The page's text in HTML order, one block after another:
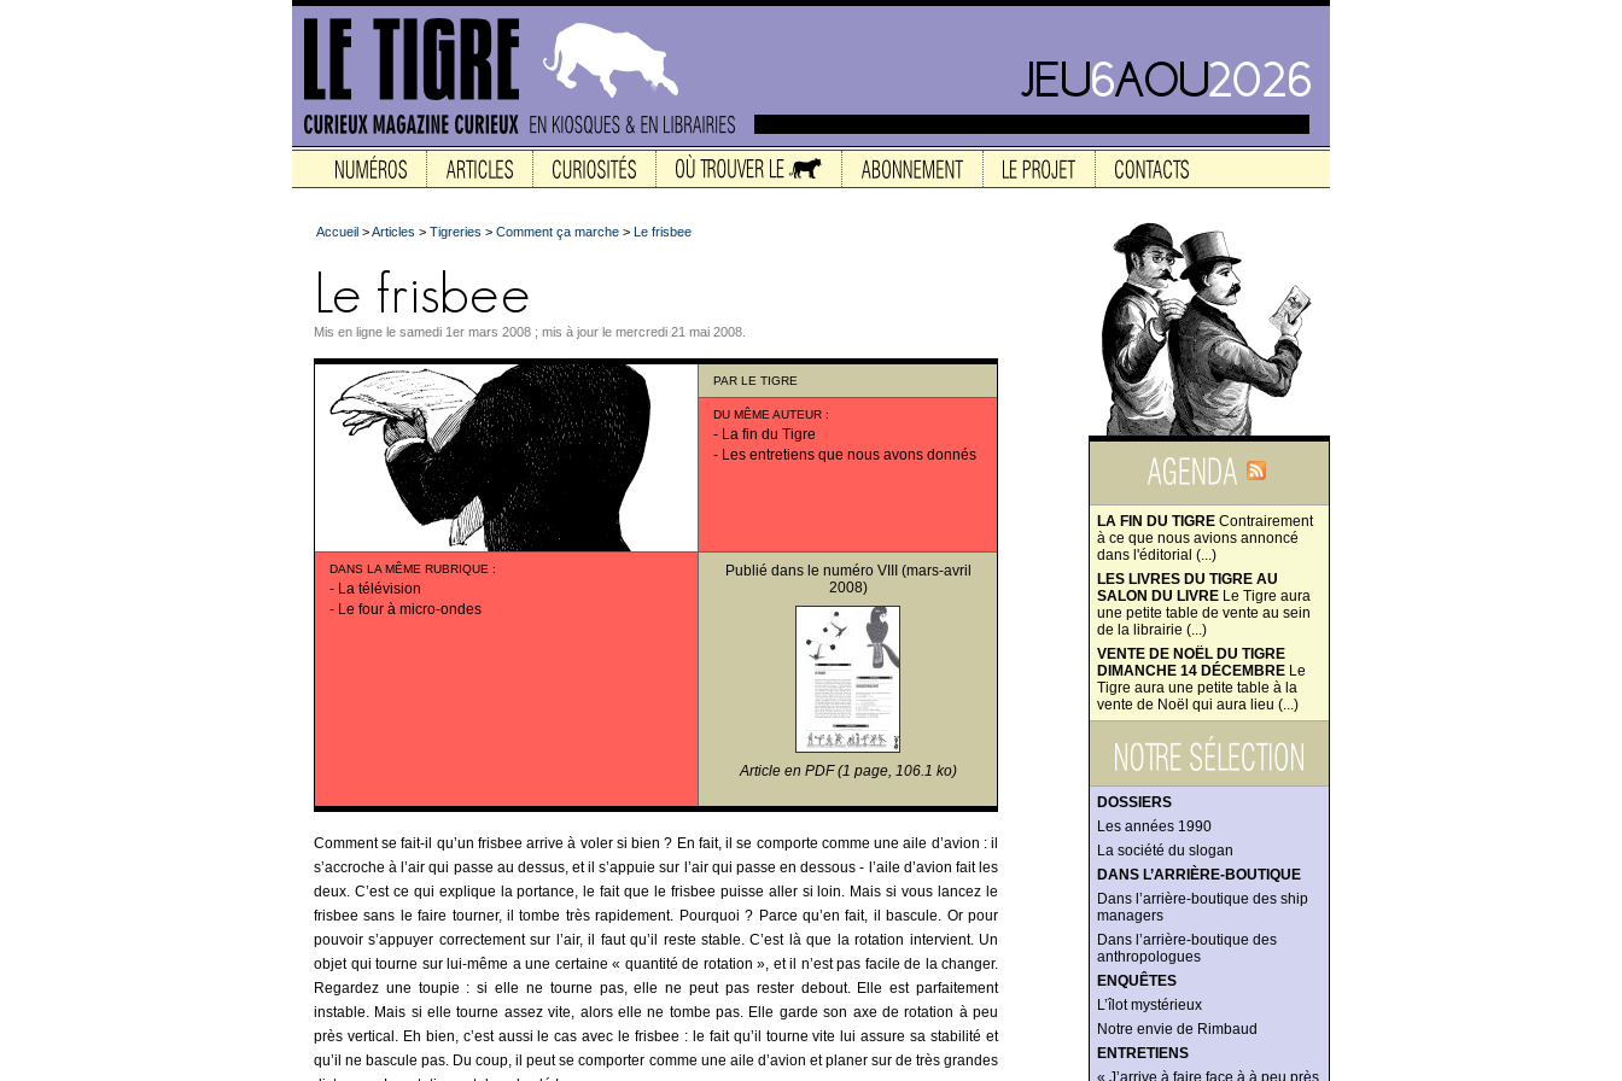
LA FIN DU TIGRE Contrairement
à ce que nous avions annoncé
dans l'éditorial (...)
LES LIVRES DU TIGRE AU
SALON DU LIVRE Le Tigre aura
une petite table de vente au sein
de la librairie (...)
VENTE DE NOËL DU TIGRE
DIMANCHE 14 DÉCEMBRE Le
Tigre aura une petite table à la
vente de Noël qui aura lieu (...)
DOSSIERS
Les années 1990
La société du slogan
DANS L’ARRIÈRE-BOUTIQUE
Dans l’arrière-boutique des ship
managers
Dans l’arrière-boutique des
anthropologues
ENQUÊTES
L’îlot mystérieux
Notre envie de Rimbaud
ENTRETIENS
« J’arrive à faire face à à peu près
Accueil >Articles > Tigreries > Comment ça marche > Le frisbee
Mis en ligne le samedi 1er mars 2008 ; mis à jour le mercredi 21 mai 2008.
PAR LE TIGRE
DU MÊME AUTEUR :
- La fin du Tigre
- Les entretiens que nous avons donnés
DANS LA MÊME RUBRIQUE :
- La télévision
- Le four à micro-ondes
Publié dans le numéro VIII
(mars-avril
2008)
Article en PDF (1 page, 106.1 ko)
Comment se fait-il qu’un frisbee arrive à voler si bien ? En fait, il se comporte comme une aile d’avion : il
s’accroche à l’air qui passe au dessus, et il s’appuie sur l’air qui passe en dessous - l’aile d’avion fait les
deux. C’est ce qui explique la portance, le fait que le frisbee puisse aller si loin. Mais si vous lancez le
frisbee sans le faire tourner, il tombe très rapidement. Pourquoi ? Parce qu’en fait, il bascule. Or pour
pouvoir s’appuyer correctement sur l’air, il faut qu’il reste stable. C’est là que la rotation intervient. Un
objet qui tourne sur lui-même a une certaine « quantité de rotation », et il n’est pas facile de la changer.
Regardez une toupie : si elle ne tourne pas, elle ne peut pas rester debout. Elle est parfaitement
instable. Mais si elle tourne assez vite, alors elle ne tombe pas. Elle garde son axe de rotation à peu
près vertical. Eh bien, c’est aussi le cas avec le frisbee : le fait qu’il tourne vite lui assure sa stabilité et
qu’il ne bascule pas. Du coup, il peut se comporter comme une aile d’avion et planer sur de très grandes